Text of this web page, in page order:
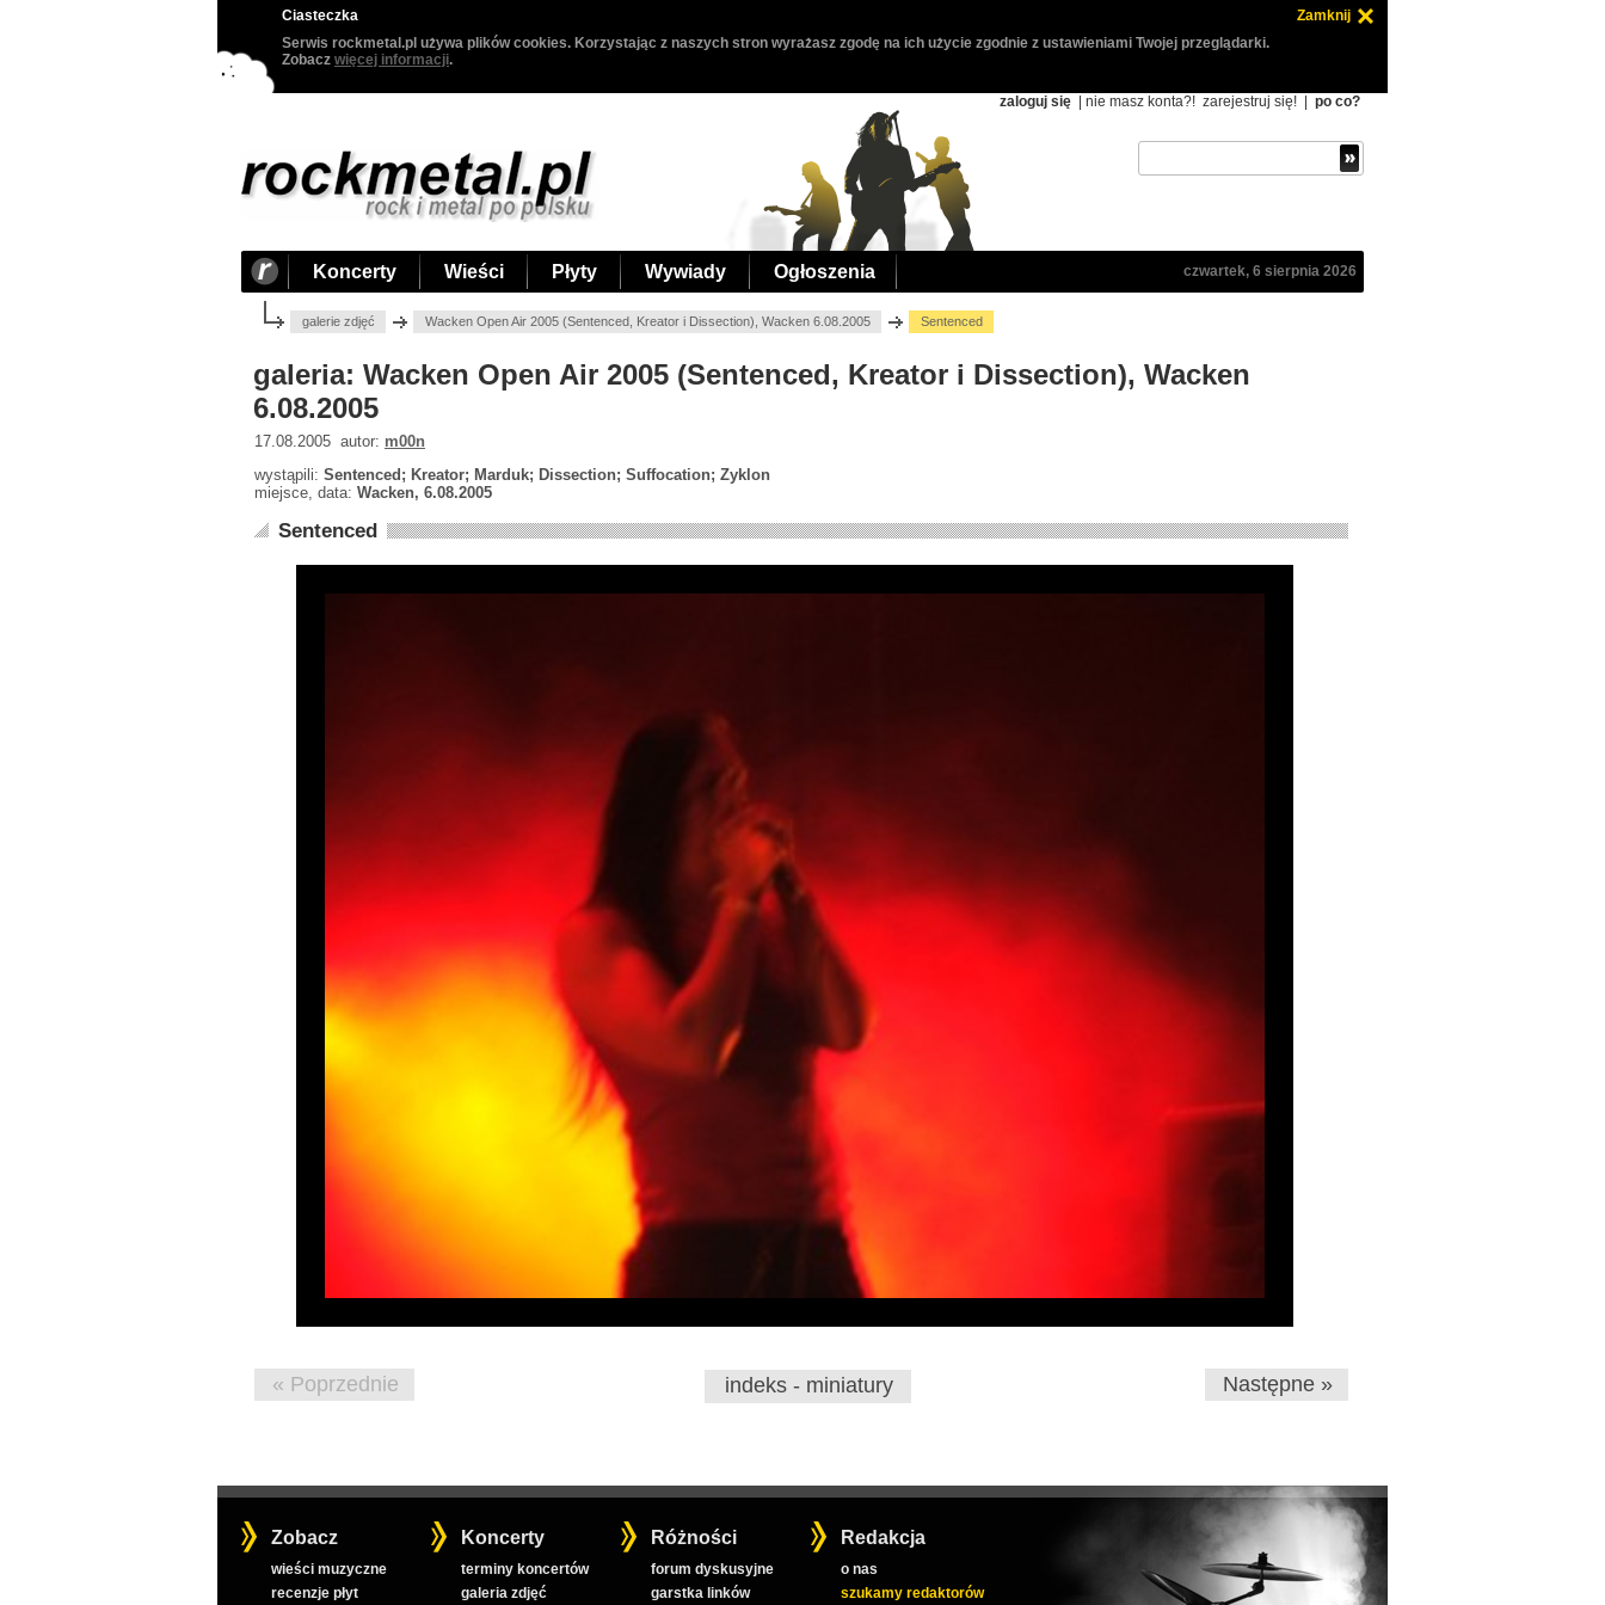
Ciasteczka
Zamknij
Serwis rockmetal.pl używa plików cookies. Korzystając z naszych stron wyrażasz zgodę na ich użycie zgodnie z ustawieniami Twojej przeglądarki.
Zobacz więcej informacji.
zaloguj się | nie masz konta?! zarejestruj się! po co?
Koncerty Wieści Płyty Wywiady Ogłoszenia czwartek, 6 sierpnia 2026
galerie zdjęć Wacken Open Air 2005 (Sentenced, Kreator i Dissection), Wacken 6.08.2005 Sentenced
galeria: Wacken Open Air 2005 (Sentenced, Kreator i Dissection), Wacken
6.08.2005
17.08.2005 autor: m00n
wystąpili: Sentenced; Kreator; Marduk; Dissection; Suffocation; Zyklon
miejsce, data: Wacken, 6.08.2005
Sentenced
« Poprzednie indeks - miniatury Następne »
Zobacz
wieści muzyczne
recenzje płyt
Koncerty
terminy koncertów
galeria zdjęć
Różności
forum dyskusyjne
garstka linków
Redakcja
o nas
szukamy redaktorów